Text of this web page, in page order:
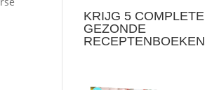
KRIJG 5 COMPLETE
GEZONDE
RECEPTENBOEKEN